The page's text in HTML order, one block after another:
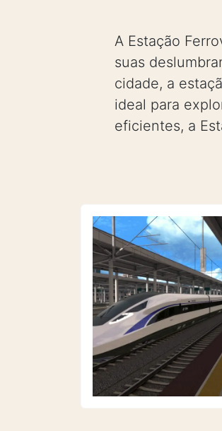
A Estação
suas
cidade, a
ideal para
eficientes, a